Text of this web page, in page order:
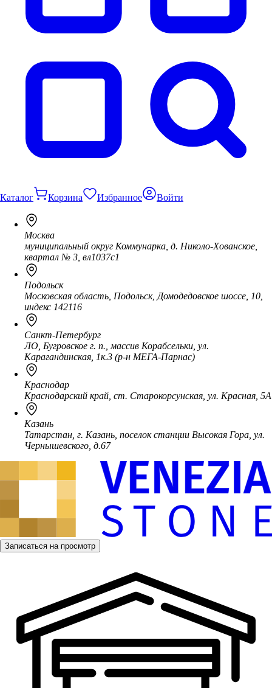
Каталог Корзина Избранное Войти
Москва
муниципальный округ Коммунарка, д. Николо-Хованское,
квартал № 3, вл1037с1
Подольск
Московская область, Подольск, Домодедовское шоссе, 10,
индекс 142116
Санкт-Петербург
ЛО, Бугровское г. п., массив Корабсельки, ул.
Карагандинская, 1к.3 (р-н МЕГА-Парнас)
Краснодар
Краснодарский край, ст. Старокорсунская, ул. Красная, 5А
Казань
Татарстан, г. Казань, поселок станции Высокая Гора, ул.
Чернышевского, д.67
Записаться на просмотр